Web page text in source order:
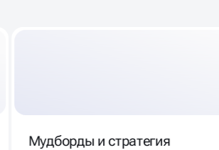
Мудборды и стратегия